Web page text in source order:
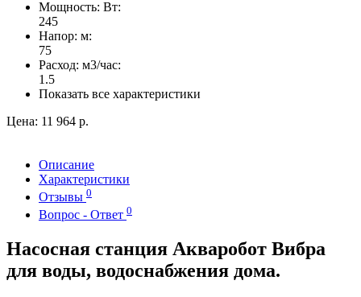
Мощность: Вт:
245
Напор: м:
75
Расход: м3/час:
1.5
Показать все характеристики
Цена: 11 964 р.
Описание
Характеристики
Отзывы 0
Вопрос - Ответ 0
Насосная станция Акваробот Вибра
для воды, водоснабжения дома.